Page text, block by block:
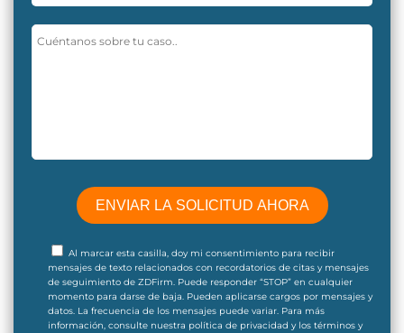
Al marcar esta casilla, doy mi consentimiento para recibir
mensajes de texto relacionados con recordatorios de citas y mensajes
de seguimiento de ZDFirm. Puede responder “STOP” en cualquier
momento para darse de baja. Pueden aplicarse cargos por mensajes y
datos. La frecuencia de los mensajes puede variar. Para más
información, consulte nuestra política de privacidad y los términos y